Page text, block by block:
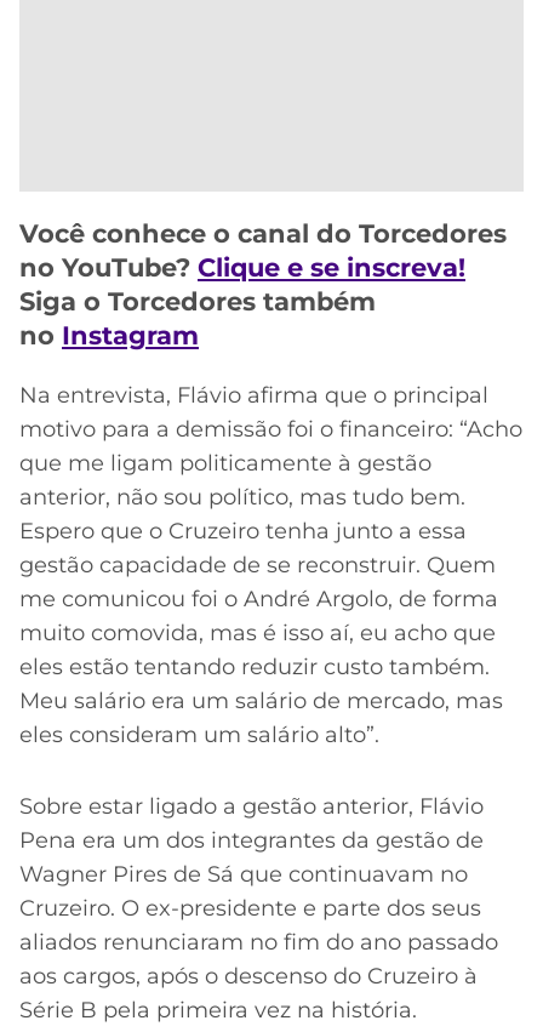
CRUZEIRO
Você conhece o canal do Torcedores
no YouTube? Clique e se inscreva!
Siga o Torcedores também
no Instagram
Na entrevista, Flávio afirma que o principal
motivo para a demissão foi o financeiro: “Acho
que me ligam politicamente à gestão
anterior, não sou político, mas tudo bem.
Espero que o Cruzeiro tenha junto a essa
gestão capacidade de se reconstruir. Quem
me comunicou foi o André Argolo, de forma
muito comovida, mas é isso aí, eu acho que
eles estão tentando reduzir custo também.
Meu salário era um salário de mercado, mas
eles consideram um salário alto”.
Sobre estar ligado a gestão anterior, Flávio
Pena era um dos integrantes da gestão de
Wagner Pires de Sá que continuavam no
Cruzeiro. O ex-presidente e parte dos seus
aliados renunciaram no fim do ano passado
aos cargos, após o descenso do Cruzeiro à
Série B pela primeira vez na história.